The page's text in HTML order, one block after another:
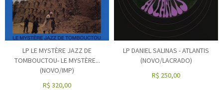
LP LE MYSTÈRE JAZZ DE
TOMBOUCTOU- LE MYSTÈRE...
(NOVO/IMP)
R$ 320,00
LP DANIEL SALINAS - ATLANTIS
(NOVO/LACRADO)
R$ 250,00